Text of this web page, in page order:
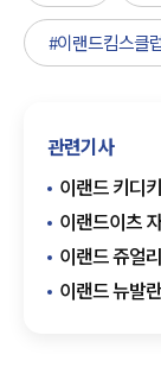
#이랜드킴스클
관련기사
이랜드 키디
이랜드이츠
이랜드 쥬얼
획득
이랜드 뉴발